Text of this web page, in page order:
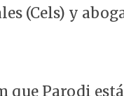
(Cels) y
que Parodi